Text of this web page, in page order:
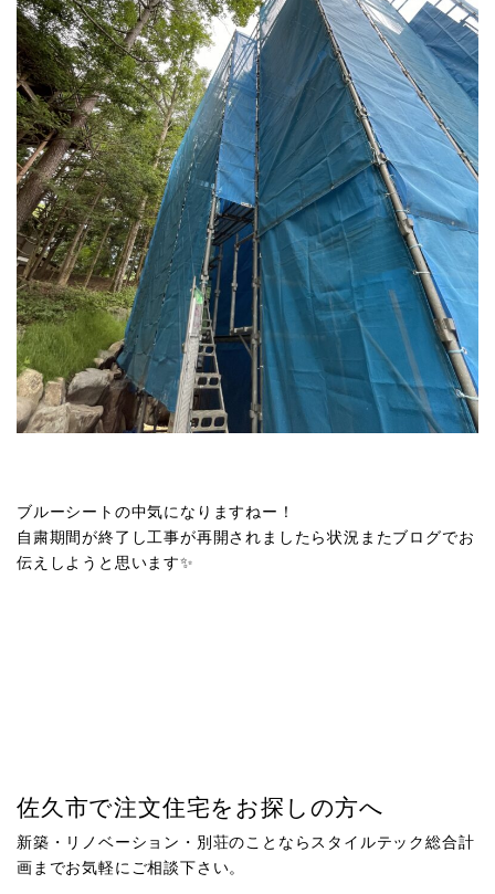
ブルーシートの中気になりますねー！
自粛期間が終了し工事が再開されましたら状況またブログでお
伝えしようと思います✨
佐久市で注文住宅をお探しの方へ
新築・リノベーション・別荘のことならスタイルテック総合計
画までお気軽にご相談下さい。